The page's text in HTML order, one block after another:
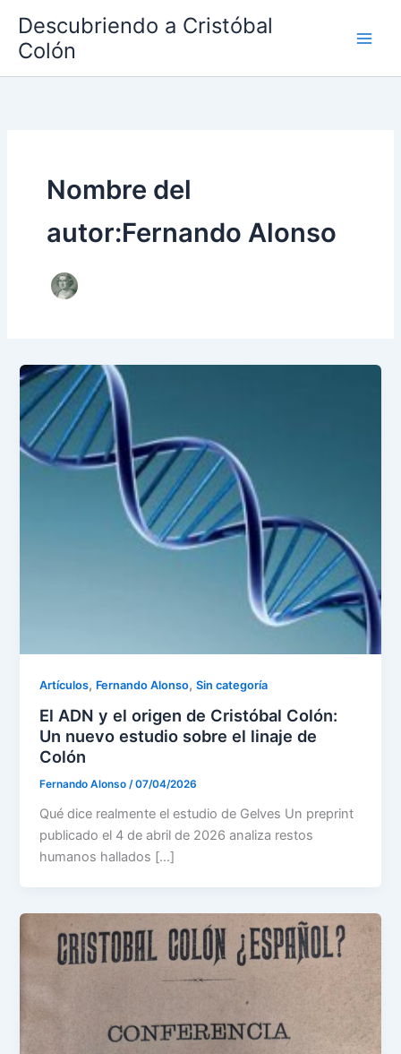
contenido
Descubriendo a Cristóbal
Colón
Nombre del
autor:Fernando Alonso
Artículos, Fernando Alonso,Sin categoría
El ADN y el origen de Cristóbal Colón:
Un nuevo estudio sobre el linaje de
Colón
Fernando Alonso/07/04/2026
Qué dice realmente el estudio de Gelves Un preprint
publicado el 4 de abril de 2026 analiza restos
humanos hallados […]